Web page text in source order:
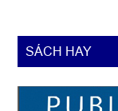
SÁCH HAY